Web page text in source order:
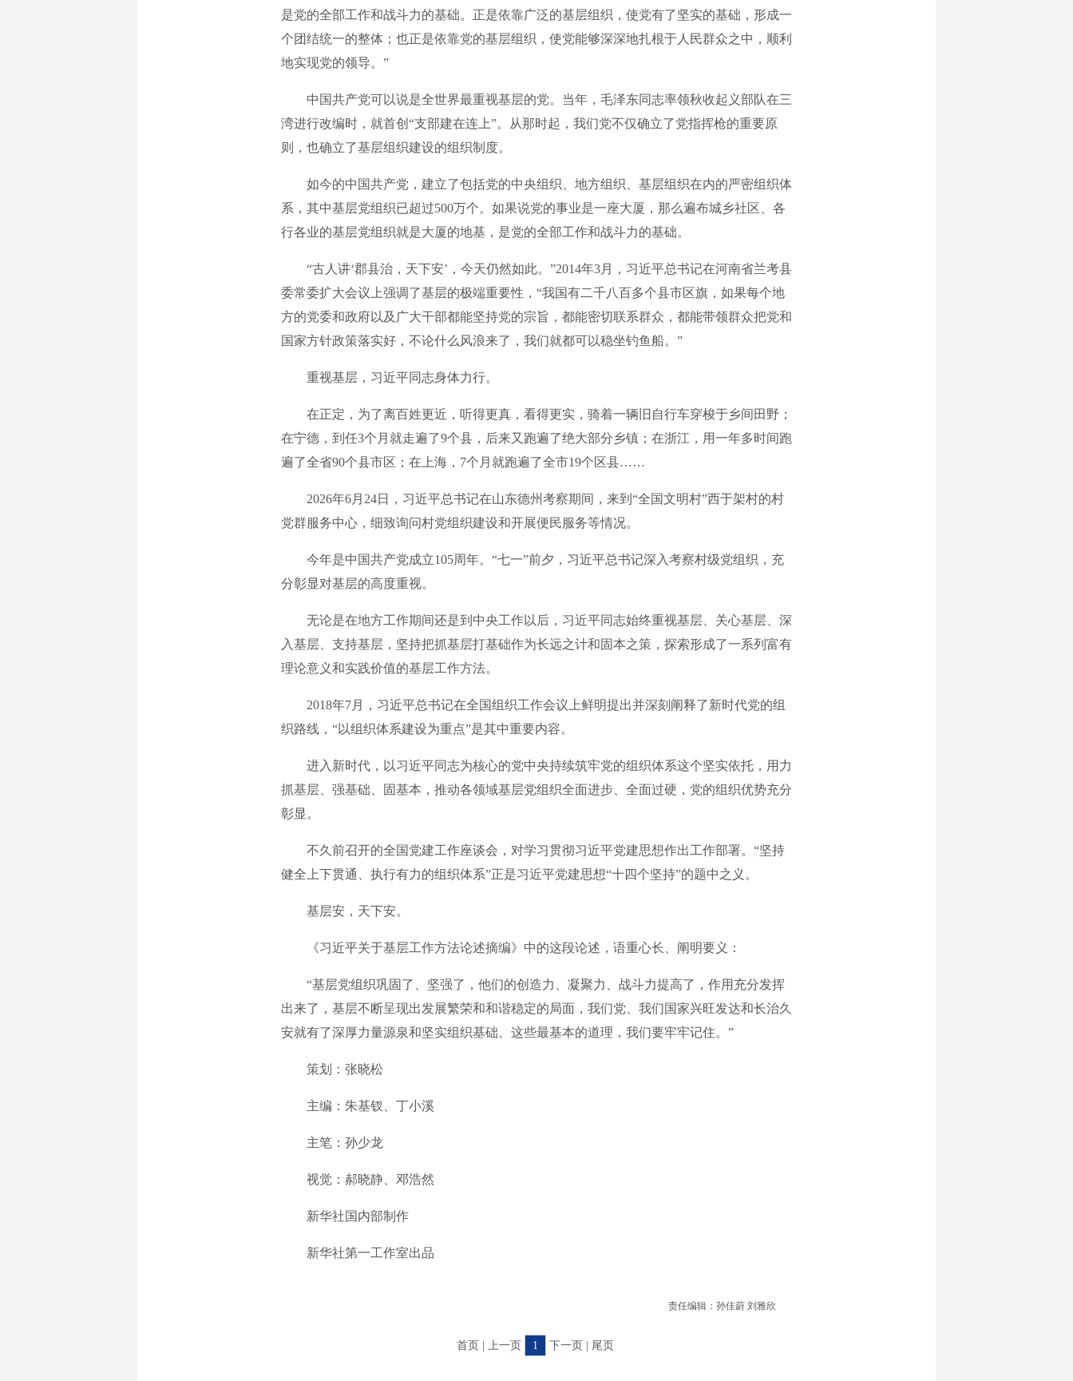
是党的全部工作和战斗力的基础。正是依靠广泛的基层组织，使党有了坚实的基础，形成一
个团结统一的整体；也正是依靠党的基层组织，使党能够深深地扎根于人民群众之中，顺利
地实现党的领导。”
中国共产党可以说是全世界最重视基层的党。当年，毛泽东同志率领秋收起义部队在三
湾进行改编时，就首创“支部建在连上”。从那时起，我们党不仅确立了党指挥枪的重要原
则，也确立了基层组织建设的组织制度。
如今的中国共产党，建立了包括党的中央组织、地方组织、基层组织在内的严密组织体
系，其中基层党组织已超过500万个。如果说党的事业是一座大厦，那么遍布城乡社区、各
行各业的基层党组织就是大厦的地基，是党的全部工作和战斗力的基础。
“古人讲‘郡县治，天下安’，今天仍然如此。”2014年3月，习近平总书记在河南省兰考县
委常委扩大会议上强调了基层的极端重要性，“我国有二千八百多个县市区旗，如果每个地
方的党委和政府以及广大干部都能坚持党的宗旨，都能密切联系群众，都能带领群众把党和
国家方针政策落实好，不论什么风浪来了，我们就都可以稳坐钓鱼船。”
重视基层，习近平同志身体力行。
在正定，为了离百姓更近，听得更真，看得更实，骑着一辆旧自行车穿梭于乡间田野；
在宁德，到任3个月就走遍了9个县，后来又跑遍了绝大部分乡镇；在浙江，用一年多时间跑
遍了全省90个县市区；在上海，7个月就跑遍了全市19个区县……
2026年6月24日，习近平总书记在山东德州考察期间，来到“全国文明村”西于架村的村
党群服务中心，细致询问村党组织建设和开展便民服务等情况。
今年是中国共产党成立105周年。“七一”前夕，习近平总书记深入考察村级党组织，充
分彰显对基层的高度重视。
无论是在地方工作期间还是到中央工作以后，习近平同志始终重视基层、关心基层、深
入基层、支持基层，坚持把抓基层打基础作为长远之计和固本之策，探索形成了一系列富有
理论意义和实践价值的基层工作方法。
2018年7月，习近平总书记在全国组织工作会议上鲜明提出并深刻阐释了新时代党的组
织路线，“以组织体系建设为重点”是其中重要内容。
进入新时代，以习近平同志为核心的党中央持续筑牢党的组织体系这个坚实依托，用力
抓基层、强基础、固基本，推动各领域基层党组织全面进步、全面过硬，党的组织优势充分
彰显。
不久前召开的全国党建工作座谈会，对学习贯彻习近平党建思想作出工作部署。“坚持
健全上下贯通、执行有力的组织体系”正是习近平党建思想“十四个坚持”的题中之义。
基层安，天下安。
《习近平关于基层工作方法论述摘编》中的这段论述，语重心长、阐明要义：
“基层党组织巩固了、坚强了，他们的创造力、凝聚力、战斗力提高了，作用充分发挥
出来了，基层不断呈现出发展繁荣和和谐稳定的局面，我们党、我们国家兴旺发达和长治久
安就有了深厚力量源泉和坚实组织基础。这些最基本的道理，我们要牢牢记住。”
策划：张晓松
主编：朱基钗、丁小溪
主笔：孙少龙
视觉：郝晓静、邓浩然
新华社国内部制作
新华社第一工作室出品
责任编辑：孙佳蔚 刘雅欣
首页 | 上一页 1 下一页 | 尾页